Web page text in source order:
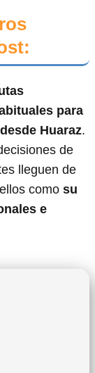
para
Huaraz.
de
lleguen de
como su
e